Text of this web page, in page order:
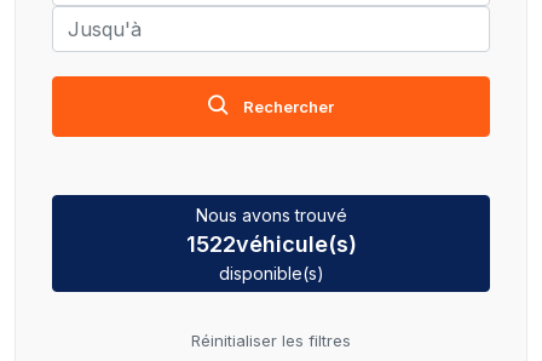
Rechercher
Nous avons trouvé
1522véhicule(s)
disponible(s)
Réinitialiser les filtres